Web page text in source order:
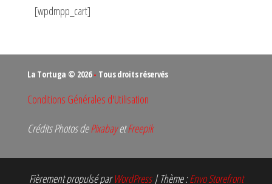
[wpdmpp_cart]
La Tortuga © 2026- Tous droits réservés
Conditions Générales d'Utilisation
Crédits Photos dePixabayetFreepik
Fièrement propulsé parWordPress |Thème :Envo Storefront